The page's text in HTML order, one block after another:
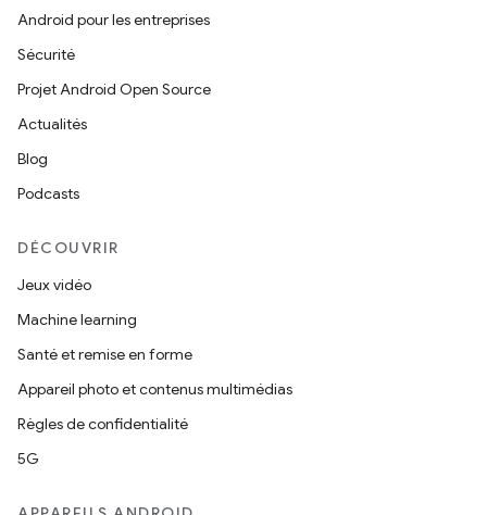
Android pour les entreprises
Sécurité
Projet Android Open Source
Actualités
Blog
Podcasts
DÉCOUVRIR
Jeux vidéo
Machine learning
Santé et remise en forme
Appareil photo et contenus multimédias
Règles de confidentialité
5G